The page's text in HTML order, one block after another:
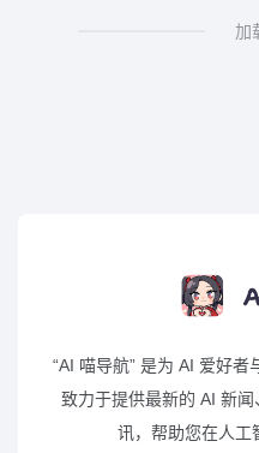
加
“AI 喵导航” 是为 AI 爱好
致力于提供最新的 AI 新
讯，帮助您在人工